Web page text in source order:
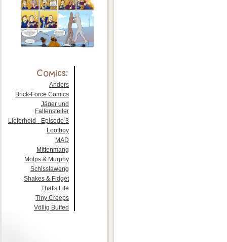
Anders
Brick-Force Comics
Jäger und
Fallensteller
Lieferheld - Episode 3
Lootboy
MAD
Mittenmang
Molps & Murphy
Schisslaweng
Shakes & Fidget
That's Life
Tiny Creeps
Völlig Buffed